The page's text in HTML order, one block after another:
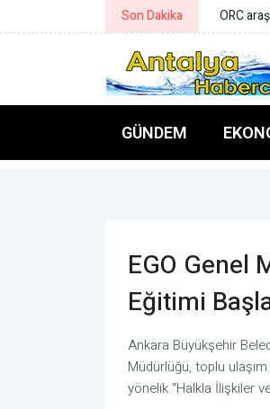
Son Dakika AFAD
GÜNDEM
EGO Genel
Eğitimi
Ankara Büyükşehir
Müdürlüğü, toplu
yönelik “Halkla İlişkiler